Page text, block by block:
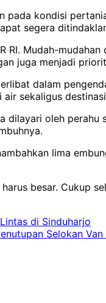
pada kondisi
segera
RI. Mudah-
juga menjadi
dalam
sekaligus
dilayari oleh
lima
besar. Cukup
di Sinduharjo
Selokan